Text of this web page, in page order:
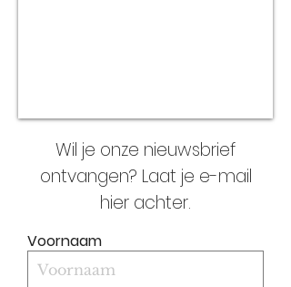
Wil je onze nieuwsbrief
ontvangen? Laat je e-mail
hier achter.
Voornaam